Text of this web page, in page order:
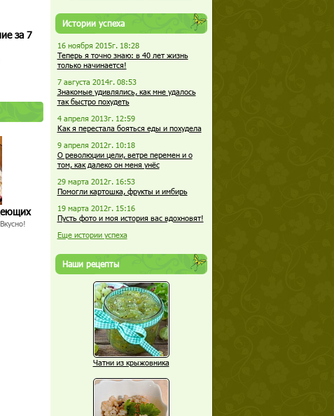
за 7
Истории успеха
16 ноября 2015г. 18:28
Теперь я точно знаю: в 40 лет жизнь
только начинается!
7 августа 2014г. 08:53
Знакомые удивлялись, как мне удалось
так быстро похудеть
4 апреля 2013г. 12:59
Как я перестала бояться еды и похудела
9 апреля 2012г. 10:18
О революции цели, ветре перемен и о
том, как далеко он меня унёс
29 марта 2012г. 16:53
Помогли картошка, фрукты и имбирь
19 марта 2012г. 15:16
Пусть фото и моя история вас вдохновят!
Еще истории успеха
Наши рецепты
Чатни из крыжовника